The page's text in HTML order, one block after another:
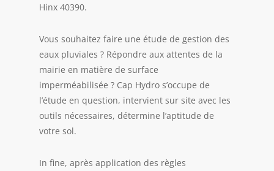
Hinx 40390.
Vous souhaitez faire une étude de gestion des
eaux pluviales ? Répondre aux attentes de la
mairie en matière de surface
imperméabilisée ? Cap Hydro s’occupe de
l’étude en question, intervient sur site avec les
outils nécessaires, détermine l’aptitude de
votre sol.
In fine, après application des règles